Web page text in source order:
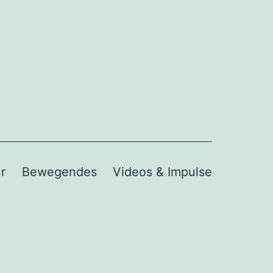
Bewegendes Videos & Impulse